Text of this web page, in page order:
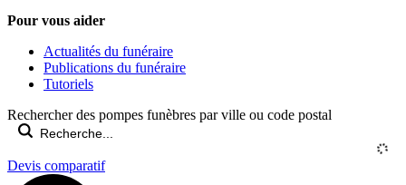
Pour vous aider
Actualités du funéraire
Publications du funéraire
Tutoriels
Rechercher des pompes funèbres par ville ou code postal
Devis comparatif